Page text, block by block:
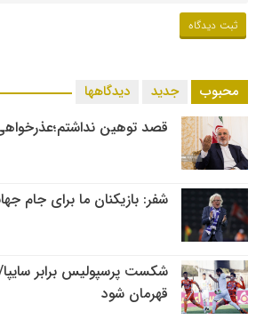
محبوب جدید دیدگاهها
قصد توهین
شفر: بازیکنان ما برای جام
شکست پرسپولیس برابر سایپا/
قهرمان شود